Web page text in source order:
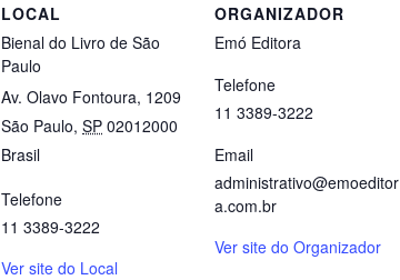
LOCAL
Bienal do Livro de São
Paulo
Av. Olavo Fontoura, 1209
São Paulo, SP 02012000
Brasil
Telefone
11 3389-3222
Ver site do Local
ORGANIZADOR
Emó Editora
Telefone
11 3389-3222
Email
administrativo@emoeditor
a.com.br
Ver site do Organizador